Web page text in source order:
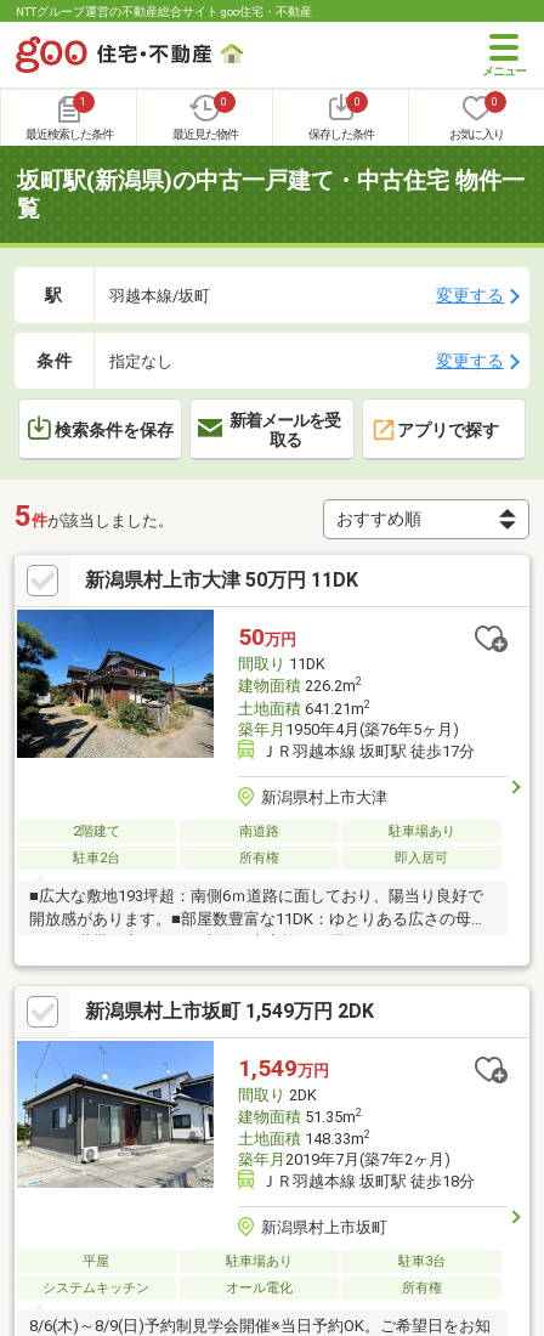
NTTグループ運営の不動産総合サイト goo住宅・不動産
1
最近検索した条件
0
最近見た物件
0
保存した条件
0
お気に入り
坂町駅(新潟県)の中古一戸建て・中古住宅 物件一
覧
駅 羽越本線/坂町 変更する
条件 指定なし 変更する
検索条件を保存
新着メールを受
取る
アプリで探す
5件が該当しました。
新潟県村上市大津 50万円 11DK
50万円
間取り 11DK
建物面積226.2m2
土地面積641.21m2
築年月 1950年4月(築76年5ヶ月)
ＪＲ羽越本線 坂町駅 徒歩17分
新潟県村上市大津
2階建て 南道路
駐車場あり
駐車2台
所有権 即入居可
■広大な敷地193坪超：南側6ｍ道路に面しており、陽当り良好で
開放感があります。■部屋数豊富な11DK：ゆとりある広さの母屋
■駅徒歩17分の好立地：JR坂町駅まで徒歩17分！■古民家再生・
DIYに：自分好みにリノベーションを楽しみたい方にも◎
新潟県村上市坂町 1,549万円 2DK
1,549万円
間取り 2DK
建物面積51.35m2
土地面積148.33m2
築年月 2019年7月(築7年2ヶ月)
ＪＲ羽越本線 坂町駅 徒歩18分
新潟県村上市坂町
平屋 駐車場あり
駐車3台
システムキッチン
オール電化 所有権
8/6(木)～8/9(日)予約制見学会開催※当日予約OK。ご希望日をお知